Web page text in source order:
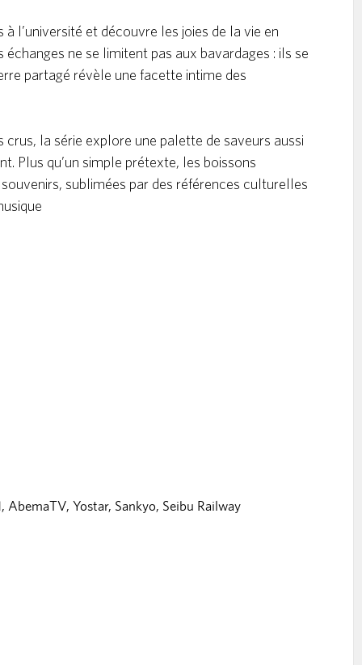
l’université et découvre les joies de la vie en
ne se limitent pas aux bavardages : ils se
partagé révèle une facette intime des
la série explore une palette de saveurs aussi
Plus qu’un simple prétexte, les boissons
sublimées par des références culturelles
Yostar, Sankyo, Seibu Railway